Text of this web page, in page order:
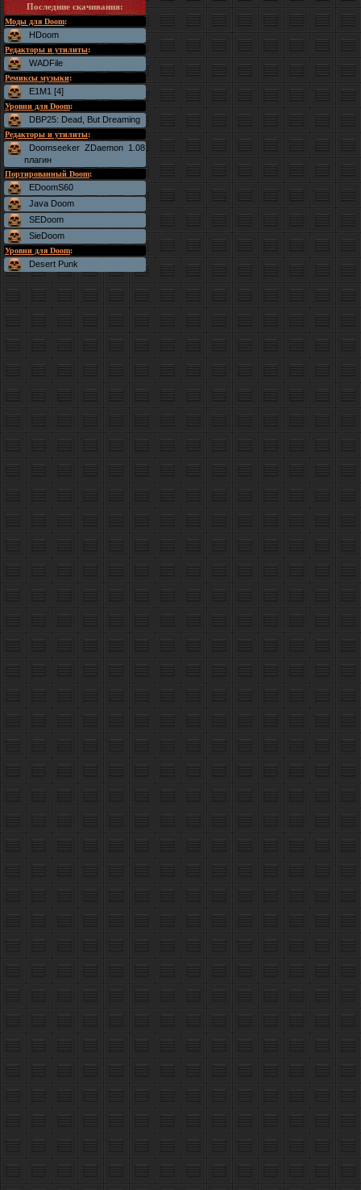
Последние скачивания:
Моды для Doom:
HDoom
Редакторы и утилиты:
WADFile
Ремиксы музыки:
E1M1 [4]
Уровни для Doom:
DBP25: Dead, But Dreaming
Редакторы и утилиты:
Doomseeker ZDaemon 1.08
плагин
Портированный Doom:
EDoomS60
Java Doom
SEDoom
SieDoom
Уровни для Doom:
Desert Punk